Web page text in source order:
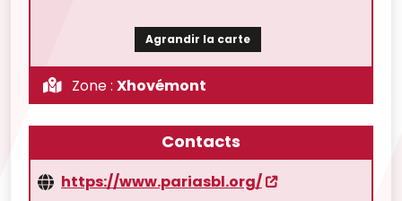
Agrandir la carte
Zone : Xhovémont
Contacts
https://www.pariasbl.org/